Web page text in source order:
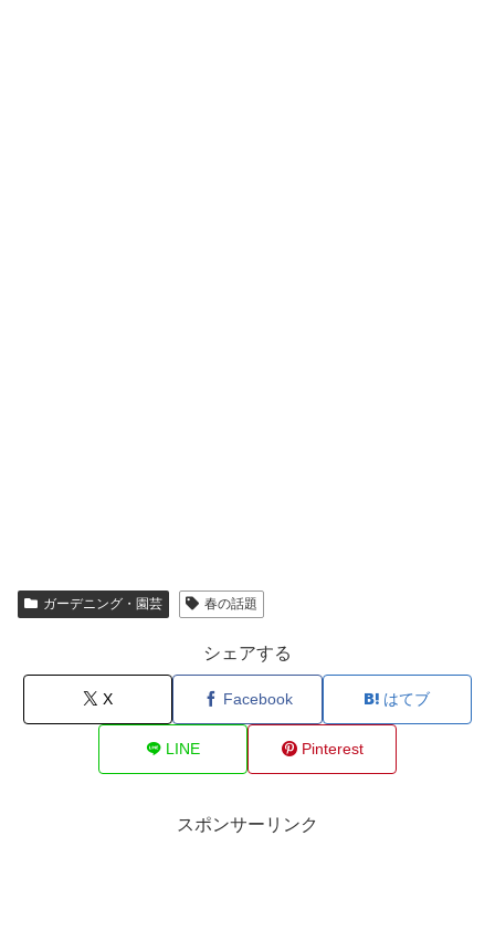
ガーデニング・園芸 春の話題
シェアする
X Facebook はてブ
LINE Pinterest
スポンサーリンク